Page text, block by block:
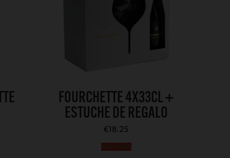
FOURCHETTE 4X33CL +
ESTUCHE DE REGALO
€18.25